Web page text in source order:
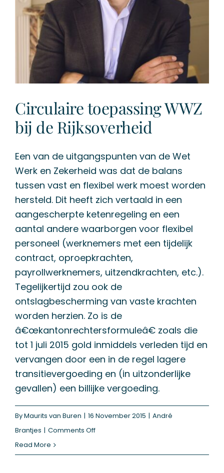
Circulaire toepassing WWZ
bij de Rijksoverheid
Een van de uitgangspunten van de Wet
Werk en Zekerheid was dat de balans
tussen vast en flexibel werk moest worden
hersteld. Dit heeft zich vertaald in een
aangescherpte ketenregeling en een
aantal andere waarborgen voor flexibel
personeel (werknemers met een tijdelijk
contract, oproepkrachten,
payrollwerknemers, uitzendkrachten, etc.).
Tegelijkertijd zou ook de
ontslagbescherming van vaste krachten
worden herzien. Zo is de
â€œkantonrechtersformuleâ€ zoals die
tot 1 juli 2015 gold inmiddels verleden tijd en
vervangen door een in de regel lagere
transitievergoeding en (in uitzonderlijke
gevallen) een billijke vergoeding.
ByMaurits van Buren | 16 November 2015 | André
Brantjes | Comments Offon
Read More